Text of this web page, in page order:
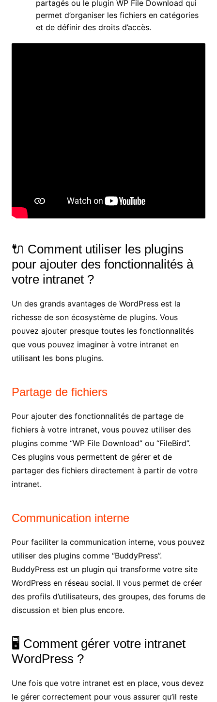
partagés ou le plugin WP File Download qui
permet d’organiser les fichiers en catégories
et de définir des droits d’accès.
🔌 Comment utiliser les plugins
pour ajouter des fonctionnalités à
votre intranet ?
Un des grands avantages de WordPress est la
richesse de son écosystème de plugins. Vous
pouvez ajouter presque toutes les fonctionnalités
que vous pouvez imaginer à votre intranet en
utilisant les bons plugins.
Partage de fichiers
Pour ajouter des fonctionnalités de partage de
fichiers à votre intranet, vous pouvez utiliser des
plugins comme “WP File Download” ou “FileBird”.
Ces plugins vous permettent de gérer et de
partager des fichiers directement à partir de votre
intranet.
Communication interne
Pour faciliter la communication interne, vous pouvez
utiliser des plugins comme “BuddyPress”.
BuddyPress est un plugin qui transforme votre site
WordPress en réseau social. Il vous permet de créer
des profils d’utilisateurs, des groupes, des forums de
discussion et bien plus encore.
🖥️ Comment gérer votre intranet
WordPress ?
Une fois que votre intranet est en place, vous devez
le gérer correctement pour vous assurer qu’il reste